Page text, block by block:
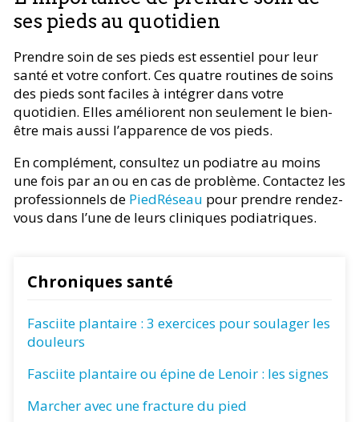
ses pieds au quotidien
Prendre soin de ses pieds est essentiel pour leur
santé et votre confort. Ces quatre routines de soins
des pieds sont faciles à intégrer dans votre
quotidien. Elles améliorent non seulement le bien-
être mais aussi l’apparence de vos pieds.
En complément, consultez un podiatre au moins
une fois par an ou en cas de problème. Contactez les
professionnels de PiedRéseau pour prendre rendez-
vous dans l’une de leurs cliniques podiatriques.
Chroniques santé
Fasciite plantaire : 3 exercices pour soulager les
douleurs
Fasciite plantaire ou épine de Lenoir : les signes
Marcher avec une fracture du pied